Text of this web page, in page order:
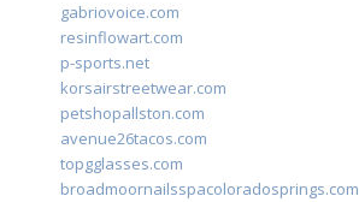
gabriovoice.com
resinflowart.com
p-sports.net
korsairstreetwear.com
petshopallston.com
avenue26tacos.com
topgglasses.com
broadmoornailsspacoloradosprings.com